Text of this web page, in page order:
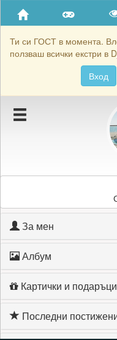
Ти си ГОСТ в момента.
ползваш всички екстри в
Вход
Приятели
Хронология на игри
Подаръците на --
Картичките на --
За мен
Албум
Картички и подаръци
Последни